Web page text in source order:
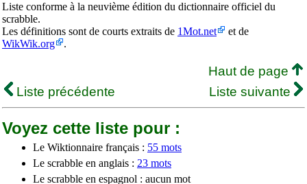
Liste conforme à la neuvième édition du dictionnaire officiel du
scrabble.
Les définitions sont de courts extraits de 1Mot.net
et de
WikWik.org
.
Haut de page
Liste précédente
Liste suivante
Voyez cette liste pour :
Le Wiktionnaire français : 55 mots
Le scrabble en anglais : 23 mots
Le scrabble en espagnol : aucun mot